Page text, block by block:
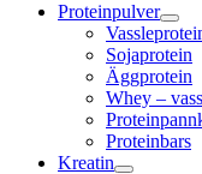
Proteinpulver
Sojaprotein
Äggprotein
Whey –
Proteinbars
Kreatin